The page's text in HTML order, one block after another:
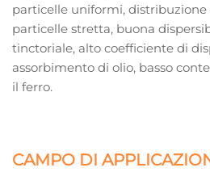
particelle uniformi,
particelle stretta, buona
tinctoriale, alto coefficiente di
assorbimento di olio, basso
il ferro.
CAMPO DI